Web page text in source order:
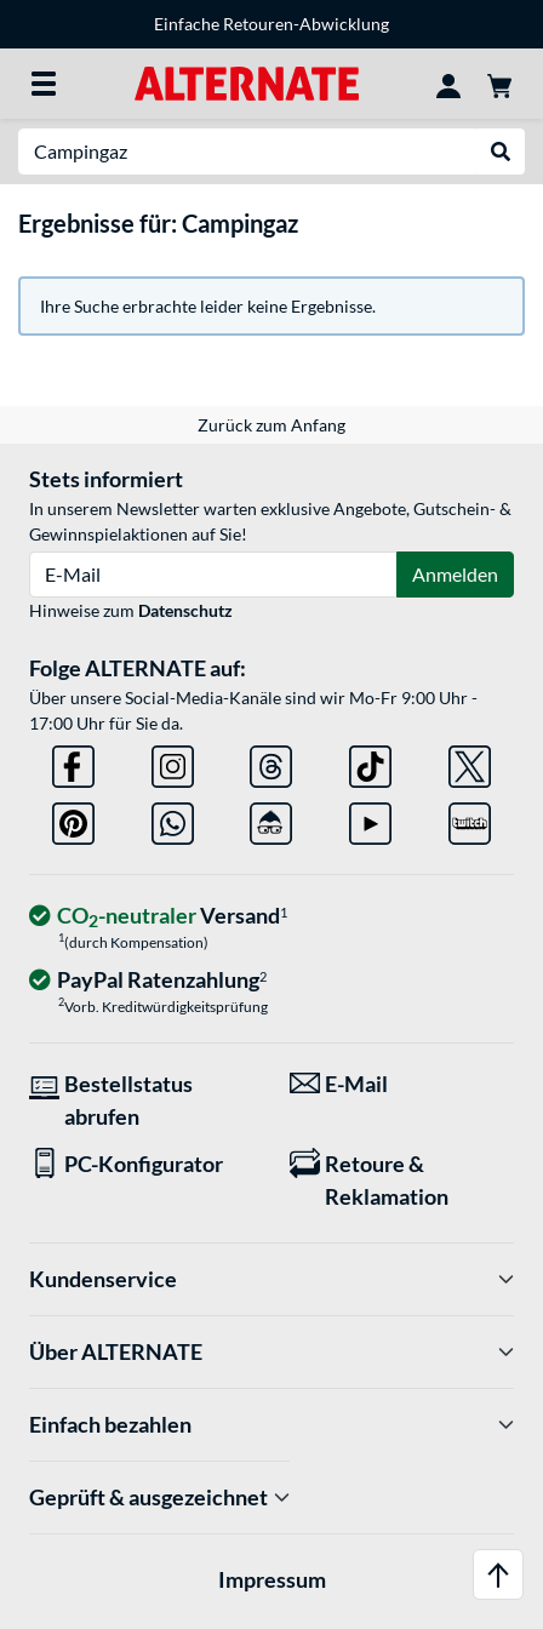
Einfache Retouren-Abwicklung
Ergebnisse für: Campingaz
Ihre Suche erbrachte leider keine Ergebnisse.
Zurück zum Anfang
Stets informiert
In unserem Newsletter warten exklusive Angebote, Gutschein- &
Gewinnspielaktionen auf Sie!
Anmelden
Hinweise zum Datenschutz
Folge ALTERNATE auf:
Über unsere Social-Media-Kanäle sind wir Mo-Fr 9:00 Uhr -
17:00 Uhr für Sie da.
CO2-neutralerVersand1
1(durch Kompensation)
PayPal Ratenzahlung2
2Vorb. Kreditwürdigkeitsprüfung
Bestellstatus
abrufen
E-Mail
PC-Konfigurator
Retoure &
Reklamation
Kundenservice
Über ALTERNATE
Einfach bezahlen
Geprüft & ausgezeichnet
Impressum